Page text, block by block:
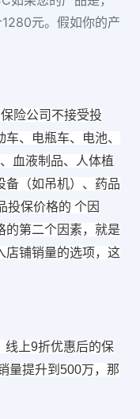
元。假如你的产
险公司不接受投
、电瓶车、电池、
血液制品、人体植
备（如吊机）、药品
投保价格的 个因
的第二个因素，就是
店铺销量的选项，这
线上9折优惠后的保
量提升到500万，那